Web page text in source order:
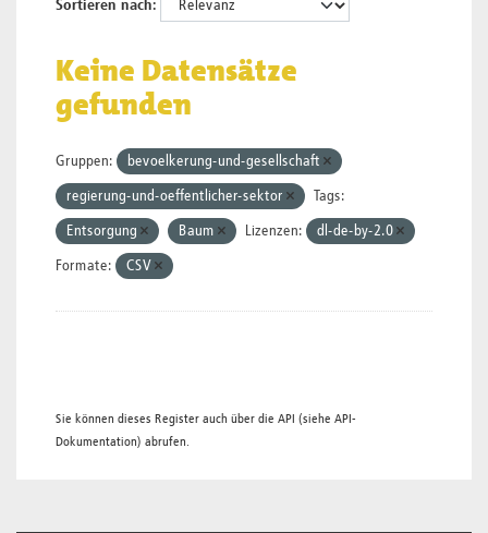
Sortieren nach
Keine Datensätze
gefunden
Gruppen: bevoelkerung-und-gesellschaft
regierung-und-oeffentlicher-sektor Tags:
Entsorgung Baum Lizenzen: dl-de-by-2.0
Formate: CSV
Sie können dieses Register auch über die API (siehe API-
Dokumentation) abrufen.